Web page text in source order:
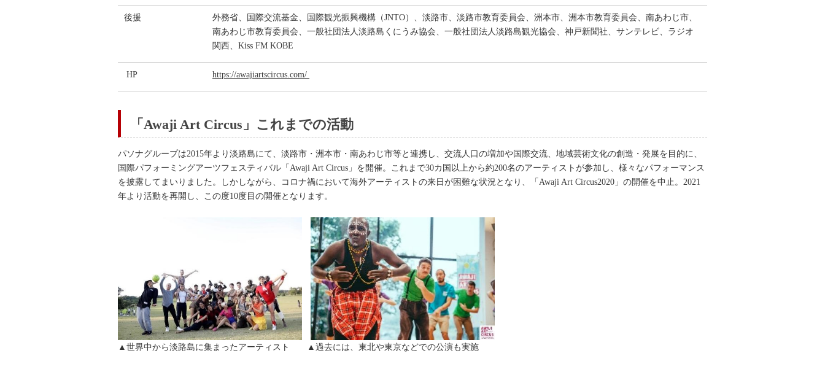
後援
外務省、国際交流基金、国際観光振興機構（JNTO）、淡路市、淡路市教育委員会、洲本市、洲本市教育委員会、南あわじ市、
南あわじ市教育委員会、一般社団法人淡路島くにうみ協会、一般社団法人淡路島観光協会、神戸新聞社、サンテレビ、ラジオ
関西、Kiss FM KOBE
HP https://awajiartscircus.com/
「Awaji Art Circus」これまでの活動
パソナグループは2015年より淡路島にて、淡路市・洲本市・南あわじ市等と連携し、交流人口の増加や国際交流、地域芸術文化の創造・発展を目的に、
国際パフォーミングアーツフェスティバル「Awaji Art Circus」を開催。これまで30カ国以上から約200名のアーティストが参加し、様々なパフォーマンス
を披露してまいりました。しかしながら、コロナ禍において海外アーティストの来日が困難な状況となり、「Awaji Art Circus2020」の開催を中止。2021
年より活動を再開し、この度10度目の開催となります。
▲世界中から淡路島に集まったアーティスト ▲過去には、東北や東京などでの公演も実施